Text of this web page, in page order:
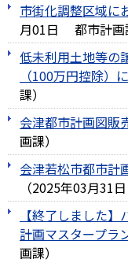
市街化調整区域に
月01日
都市計画
低未利用土地等の
（100万円控除）
課）
会津都市計画図販
画課）
会津若松市都市計
（2025年03月31日
【終了しました
計画マスタープラ
画課）